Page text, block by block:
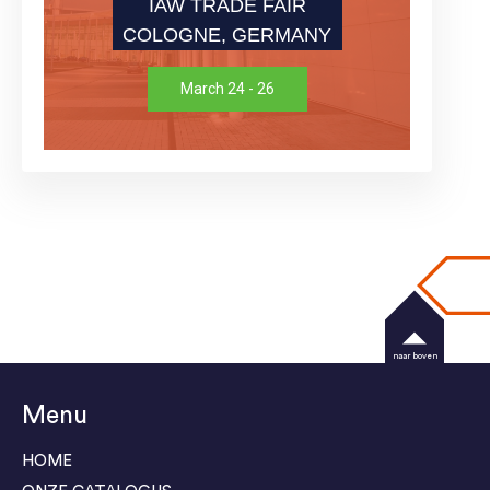
IAW TRADE FAIR
COLOGNE, GERMANY
March 24 - 26
Menu
HOME
naar boven